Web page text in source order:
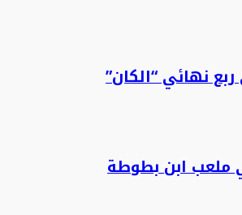
نهائي “الكان”
ملعب ابن بطوطة